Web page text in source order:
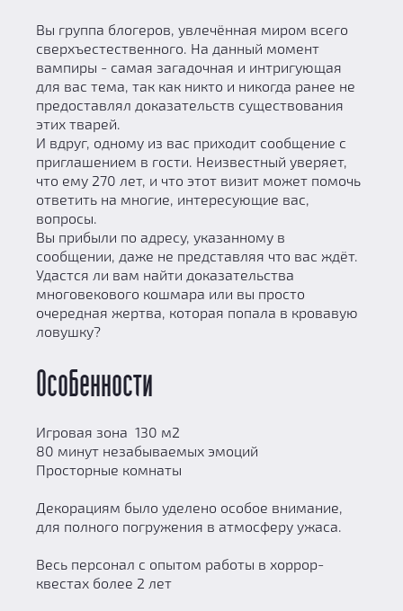
Вы группа блогеров, увлечённая миром всего
сверхъестественного. На данный момент
вампиры - самая загадочная и интригующая
для вас тема, так как никто и никогда ранее не
предоставлял доказательств существования
этих тварей.
И вдруг, одному из вас приходит сообщение с
приглашением в гости. Неизвестный уверяет,
что ему 270 лет, и что этот визит может помочь
ответить на многие, интересующие вас,
вопросы.
Вы прибыли по адресу, указанному в
сообщении, даже не представляя что вас ждёт.
Удастся ли вам найти доказательства
многовекового кошмара или вы просто
очередная жертва, которая попала в кровавую
ловушку?
Особенности
Игровая зона 130 м2
80 минут незабываемых эмоций
Просторные комнаты
Декорациям было уделено особое внимание,
для полного погружения в атмосферу ужаса.
Весь персонал с опытом работы в хоррор-
квестах более 2 лет